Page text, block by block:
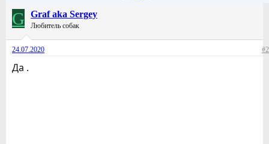
G Graf aka Sergey
Любитель собак
24.07.2020 #2
Да .